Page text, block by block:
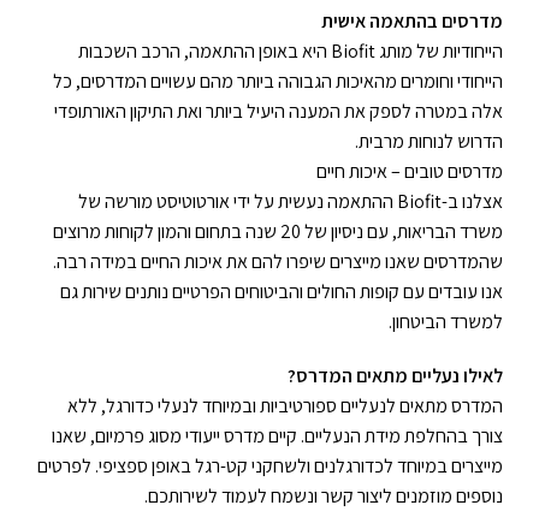
מדרסים בהתאמה אישית
הייחודיות של מותג Biofit היא באופן ההתאמה, הרכב השכבות
הייחודי וחומרים מהאיכות הגבוהה ביותר מהם עשויים המדרסים, כל
אלה במטרה לספק את המענה היעיל ביותר ואת התיקון האורתופדי
הדרוש לנוחות מרבית.
מדרסים טובים – איכות חיים
אצלנו ב-Biofit ההתאמה נעשית על ידי אורטוטיסט מורשה של
משרד הבריאות, עם ניסיון של 20 שנה בתחום והמון לקוחות מרוצים
שהמדרסים שאנו מייצרים שיפרו להם את איכות החיים במידה רבה.
אנו עובדים עם קופות החולים והביטוחים הפרטיים נותנים שירות גם
למשרד הביטחון.
לאילו נעליים מתאים המדרס?
המדרס מתאים לנעליים ספורטיביות ובמיוחד לנעלי כדורגל, ללא
צורך בהחלפת מידת הנעליים. קיים מדרס ייעודי מסוג פרמיום, שאנו
מייצרים במיוחד לכדורגלנים ולשחקני קט-רגל באופן ספציפי. לפרטים
נוספים מוזמנים ליצור קשר ונשמח לעמוד לשירותכם.